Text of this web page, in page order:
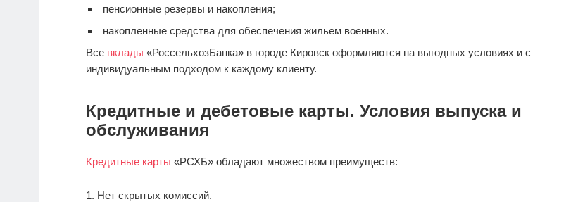
пенсионные резервы и накопления;
накопленные средства для обеспечения жильем военных.
Все вклады «РоссельхозБанка» в городе Кировск оформляются на выгодных условиях и с
индивидуальным подходом к каждому клиенту.
Кредитные и дебетовые карты. Условия выпуска и
обслуживания
Кредитные карты «РСХБ» обладают множеством преимуществ:
Нет скрытых комиссий.